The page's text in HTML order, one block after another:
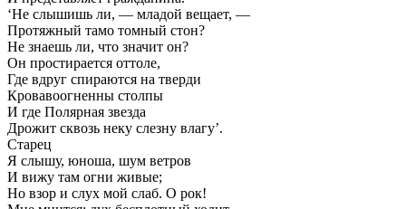
‘Не слышишь ли, — младой вещает, —
Протяжный тамо томный стон?
Не знаешь ли, что значит он?
Он простирается оттоле,
Где вдруг спираются на тверди
Кровавоогненны столпы
И где Полярная звезда
Дрожит сквозь неку слезну влагу’.
Старец
Я слышу, юноша, шум ветров
И вижу там огни живые;
Но взор и слух мой слаб. О рок!